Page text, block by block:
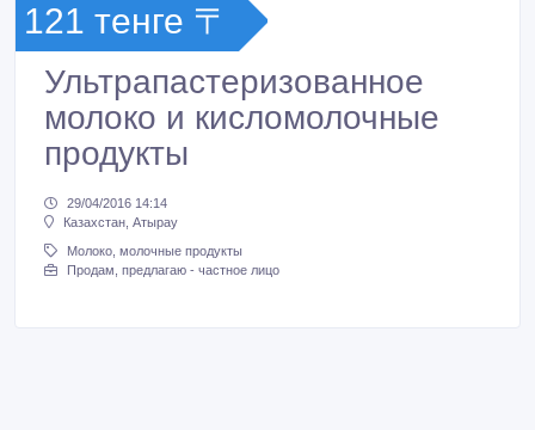
121 тенге 〒
Ультрапастеризованное
молоко и кисломолочные
продукты
29/04/2016 14:14
Казахстан, Атырау
Молоко, молочные продукты
Продам, предлагаю - частное лицо